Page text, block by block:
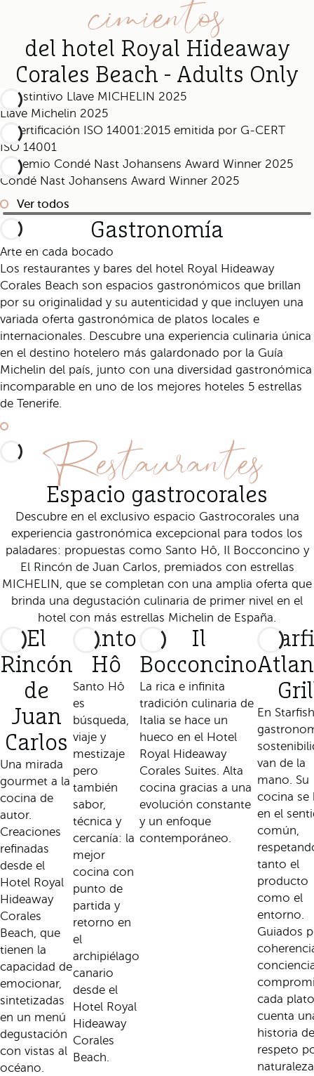
cimientos
del hotel Royal Hideaway
Corales Beach - Adults Only
Llave Michelin 2025
ISO 14001
Condé Nast Johansens Award Winner 2025
Ver todos
Gastronomía
Arte en cada bocado
Los restaurantes y bares del hotel Royal Hideaway
Corales Beach son espacios gastronómicos que brillan
por su originalidad y su autenticidad y que incluyen una
variada oferta gastronómica de platos locales e
internacionales. Descubre una experiencia culinaria única
en el destino hotelero más galardonado por la Guía
Michelin del país, junto con una diversidad gastronómica
incomparable en uno de los mejores hoteles 5 estrellas
de Tenerife.
Restaurantes
Espacio gastrocorales
Descubre en el exclusivo espacio Gastrocorales una
experiencia gastronómica excepcional para todos los
paladares: propuestas como Santo Hô, Il Bocconcino y
El Rincón de Juan Carlos, premiados con estrellas
MICHELIN, que se completan con una amplia oferta que
brinda una degustación culinaria de primer nivel en el
hotel con más estrellas Michelin de España.
El
Rincón
de
Juan
Carlos
Una mirada
gourmet a la
cocina de
autor.
Creaciones
refinadas
desde el
Hotel Royal
Hideaway
Corales
Beach, que
tienen la
capacidad de
emocionar,
sintetizadas
en un menú
degustación
con vistas al
océano.
Santo
Hô
Santo Hô
es
búsqueda,
viaje y
mestizaje
pero
también
sabor,
técnica y
cercanía: la
mejor
cocina con
punto de
partida y
retorno en
el
archipiélago
canario
desde el
Hotel Royal
Hideaway
Corales
Beach.
Il
Bocconcino
La rica e infinita
tradición culinaria de
Italia se hace un
hueco en el Hotel
Royal Hideaway
Corales Suites. Alta
cocina gracias a una
evolución constante
y un enfoque
contemporáneo.
En
van de la
mano. Su
cocina se
en el
común,
tanto el
producto
como el
entorno.
Guiados
cada plato
cuenta
historia de
respeto